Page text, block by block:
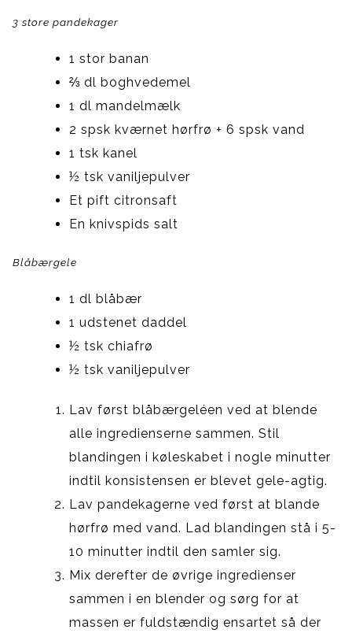
3 store pandekager
1 stor banan
⅔ dl boghvedemel
1 dl mandelmælk
2 spsk kværnet hørfrø + 6 spsk vand
1 tsk kanel
½ tsk vaniljepulver
Et pift citronsaft
En knivspids salt
Blåbærgele
1 dl blåbær
1 udstenet daddel
½ tsk chiafrø
½ tsk vaniljepulver
Lav først blåbærgeléen ved at blende
alle ingredienserne sammen. Stil
blandingen i køleskabet i nogle minutter
indtil konsistensen er blevet gele-agtig.
Lav pandekagerne ved først at blande
hørfrø med vand. Lad blandingen stå i 5-
10 minutter indtil den samler sig.
Mix derefter de øvrige ingredienser
sammen i en blender og sørg for at
massen er fuldstændig ensartet så der